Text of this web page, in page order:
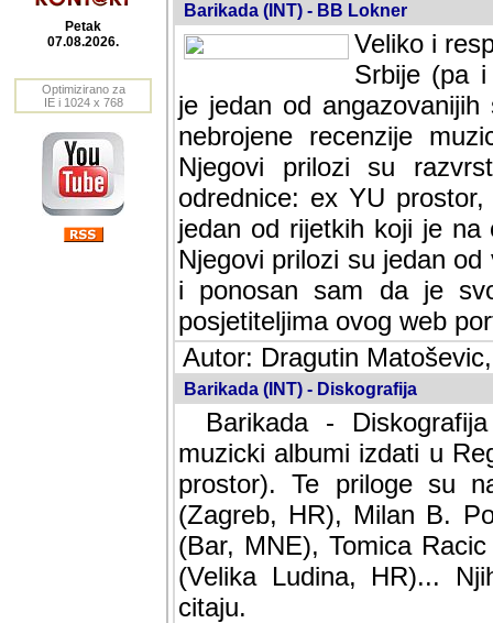
Petak
07.08.2026.
Optimizirano za
IE i 1024 x 768
Barikada (INT) - BB Lokner
Veliko i
Srbije (pa i
jedan od angazovanijih
nebrojene recenzije
Njegovi prilozi su
odrednice: ex YU
jedan od rijetkih koji je
Njegovi prilozi su jedan
i ponosan sam da je
posjetiteljima ovog web
Autor: Dragutin
Barikada (INT) - Diskografija
Barikada -
muzicki albumi izdati u
prostor). Te priloge su
(Zagreb, HR), Milan B.
(Bar, MNE), Tomica
(Velika Ludina, HR)...
citaju.